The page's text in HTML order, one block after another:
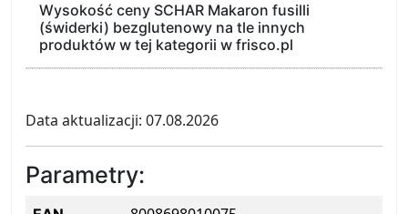
Wysokość ceny SCHAR Makaron fusilli
(świderki) bezglutenowy na tle innych
produktów w tej kategorii w frisco.pl
Data aktualizacji: 07.08.2026
Parametry: